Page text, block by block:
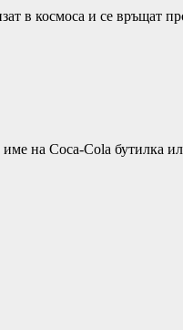
в космоса и се връщат
на Coca-Cola бутилка